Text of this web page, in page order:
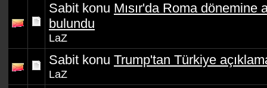
Sabit konu Mısır'da Roma dönemine
bulundu
LaZ
Sabit konu Trump'tan Türkiye
LaZ